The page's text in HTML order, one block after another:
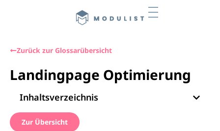
Zurück zur Glossarübersicht
Landingpage Optimierung
Inhaltsverzeichnis
Zur Übersicht